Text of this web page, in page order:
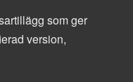
som ger
version,